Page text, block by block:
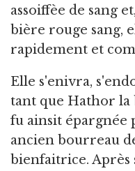
assoiffèe de sang
bière rouge sang,
rapidement et
Elle s'enivra,
tant que Hathor
fu ainsit épargnée
ancien bourreau
bienfaitrice. Après